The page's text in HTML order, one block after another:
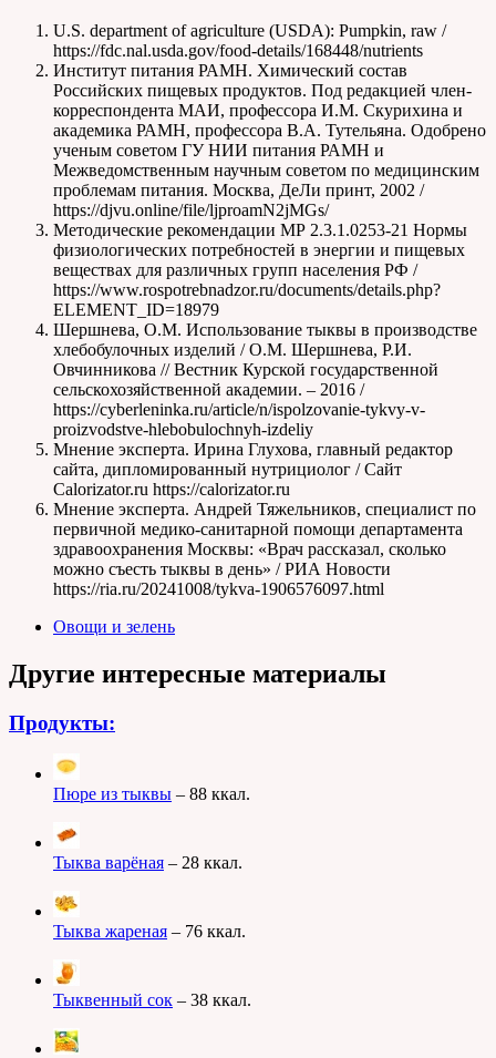
U.S. department of agriculture (USDA): Pumpkin, raw /
https://fdc.nal.usda.gov/food-details/168448/nutrients
Институт питания РАМН. Химический состав
Российских пищевых продуктов. Под редакцией член-
корреспондента МАИ, профессора И.М. Cкурихина и
академика РАМН, профессора В.А. Тутельяна. Одобрено
ученым советом ГУ НИИ питания РАМН и
Межведомственным научным советом по медицинским
проблемам питания. Москва, ДеЛи принт, 2002 /
https://djvu.online/file/ljproamN2jMGs/
Методические рекомендации МР 2.3.1.0253-21 Нормы
физиологических потребностей в энергии и пищевых
веществах для различных групп населения РФ /
https://www.rospotrebnadzor.ru/documents/details.php?
ELEMENT_ID=18979
Шершнева, О.М. Использование тыквы в производстве
хлебобулочных изделий / О.М. Шершнева, Р.И.
Овчинникова // Вестник Курской государственной
сельскохозяйственной академии. – 2016 /
https://cyberleninka.ru/article/n/ispolzovanie-tykvy-v-
proizvodstve-hlebobulochnyh-izdeliy
Мнение эксперта. Ирина Глухова, главный редактор
сайта, дипломированный нутрициолог / Сайт
Calorizator.ru https://calorizator.ru
Мнение эксперта. Андрей Тяжельников, специалист по
первичной медико-санитарной помощи департамента
здравоохранения Москвы: «Врач рассказал, сколько
можно съесть тыквы в день» / РИА Новости
https://ria.ru/20241008/tykva-1906576097.html
Овощи и зелень
Другие интересные материалы
Продукты:
Пюре из тыквы – 88 ккал.
Тыква варёная – 28 ккал.
Тыква жареная – 76 ккал.
Тыквенный сок – 38 ккал.